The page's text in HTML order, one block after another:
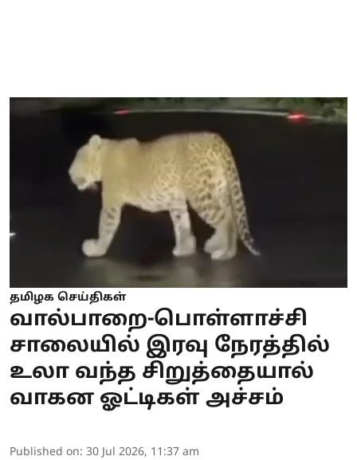
தமிழக செய்திகள்
வால்பாறை-பொள்ளாச்சி
சாலையில் இரவு நேரத்தில்
உலா வந்த சிறுத்தையால்
வாகன ஓட்டிகள் அச்சம்
Published on: 30 Jul 2026, 11:37 am